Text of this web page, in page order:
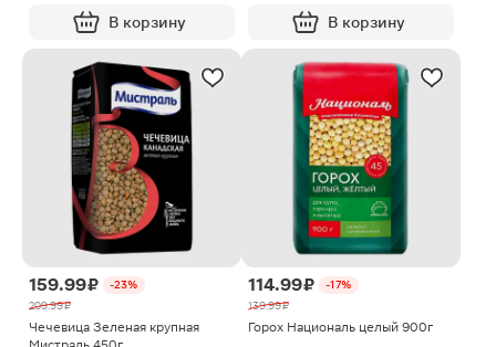
В корзину В корзину
159.99 ₽
-23%
209.99 ₽
Чечевица Зеленая крупная
114.99 ₽
-17%
139.99 ₽
Горох Националь целый 900г